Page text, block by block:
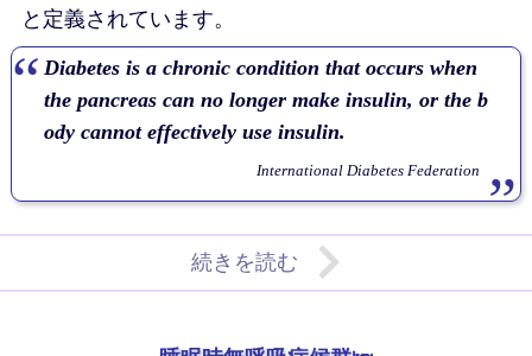
と定義されています。
Diabetes is a chronic condition that occurs when
the pancreas can no longer make insulin, or the b
ody cannot effectively use insulin.
International Diabetes Federation
続きを読む